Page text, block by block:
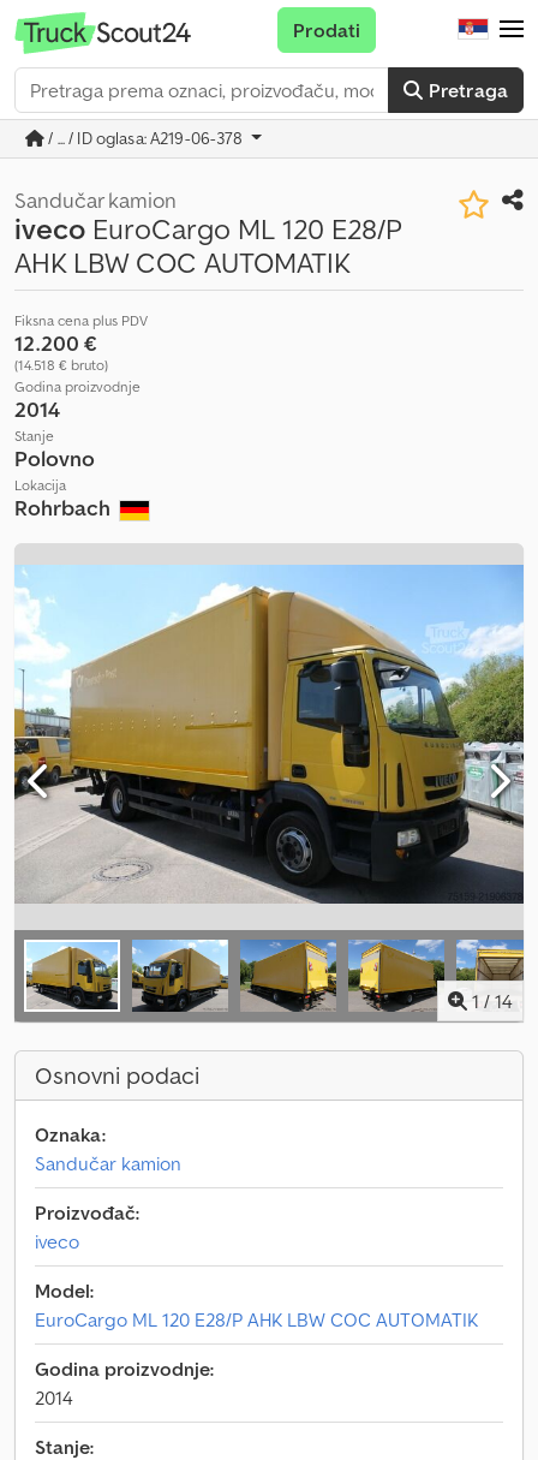
Pretraga
Prodati
/ ... / ID oglasa: A219-06-378
Sandučar kamion
iveco EuroCargo ML 120 E28/P
AHK LBW COC AUTOMATIK
Fiksna cena plus PDV
12.200 €
(14.518 € bruto)
Godina proizvodnje
2014
Stanje
Polovno
Lokacija
Rohrbach
1 / 14
Osnovni podaci
Oznaka:
Sandučar kamion
Proizvođač:
iveco
Model:
EuroCargo ML 120 E28/P AHK LBW COC AUTOMATIK
Godina proizvodnje:
2014
Stanje: